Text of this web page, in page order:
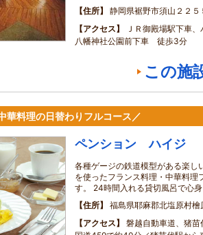
住所
静岡県裾野市須山２２５
アクセス
ＪＲ御殿場駅下車
八幡神社公園前下車 徒歩3分
この施
華料理の日替わりフルコース／
ペンション ハイジ
各種ゲージの鉄道模型がある楽し
を使ったフランス料理・中華料理
す。 24時間入れる貸切風呂で心
住所
福島県耶麻郡北塩原村
アクセス
磐越自動車道、猪